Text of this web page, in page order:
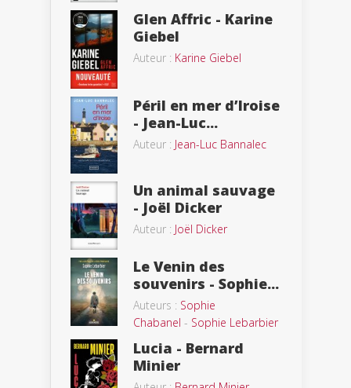
Glen Affric - Karine
Giebel
Auteur : Karine Giebel
Péril en mer d’Iroise
- Jean-Luc...
Auteur : Jean-Luc Bannalec
Un animal sauvage
- Joël Dicker
Auteur : Joël Dicker
Le Venin des
souvenirs - Sophie...
Auteurs : Sophie
Chabanel - Sophie Lebarbier
Lucia - Bernard
Minier